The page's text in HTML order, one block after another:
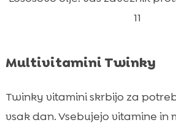
11
Multivitamini Twinky
Twinky vitamini skrbijo za
vsak dan. Vsebujejo vitamine in